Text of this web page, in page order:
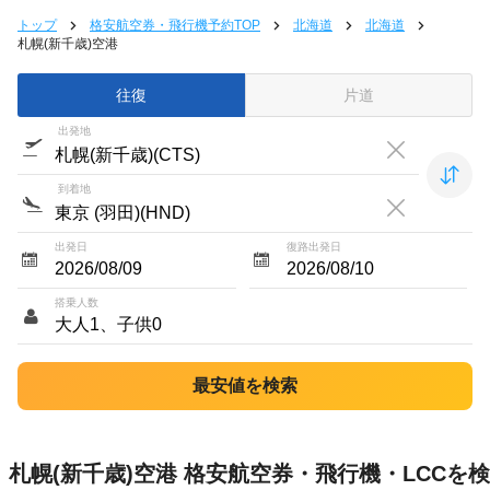
トップ 格安航空券・飛行機予約TOP 北海道
北海道
札幌(新千歳)空港
往復 片道
出発地
到着地
出発日 復路出発日
搭乗人数
札幌(新千歳)空港 格安航空券・飛行機・LCCを検